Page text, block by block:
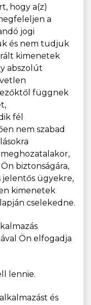
hogy a(z)
a
jogi
és nem tudjuk
kimenetek
abszolút
függnek
fél
nem szabad
biztonságára,
jelentős ügyekre,
kimenetek
cselekedne.
Ön elfogadja
lennie.
és